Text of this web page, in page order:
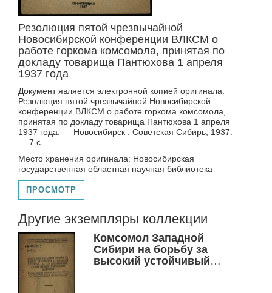
Резолюция пятой чрезвычайной
Новосибирской конференции ВЛКСМ о
работе горкома комсомола, принятая по
докладу товарища Пантюхова 1 апреля
1937 года
Документ является электронной копией оригинала:
Резолюция пятой чрезвычайной Новосибирской
конференции ВЛКСМ о работе горкома комсомола,
принятая по докладу товарища Пантюхова 1 апреля
1937 года. — Новосибирск : Советская Сибирь, 1937.
— 7 с.
Место хранения оригинала: Новосибирская
государственная областная научная библиотека
ПРОСМОТР
Другие экземпляры коллекции
Комсомол Западной
Сибири на борьбу за
высокий устойчивый